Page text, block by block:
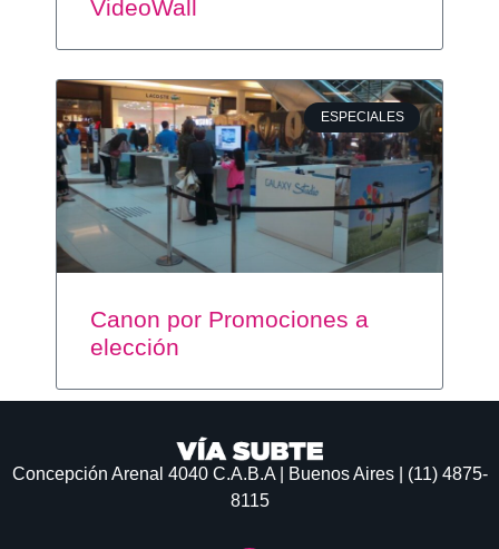
VideoWall
ESPECIALES
Canon por Promociones a
elección
Concepción Arenal 4040C.A.B.A | Buenos Aires | (11) 4875-
8115